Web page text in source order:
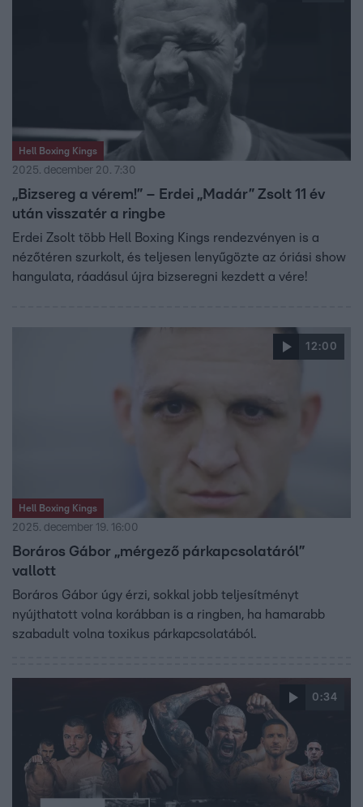
Hell Boxing Kings
2025. december 20. 7:30
„Bizsereg a vérem!” – Erdei „Madár” Zsolt 11 év
után visszatér a ringbe
Erdei Zsolt több Hell Boxing Kings rendezvényen is a
nézőtéren szurkolt, és teljesen lenyűgözte az óriási show
hangulata, ráadásul újra bizseregni kezdett a vére!
12:00
Hell Boxing Kings
2025. december 19. 16:00
Boráros Gábor „mérgező párkapcsolatáról”
vallott
Boráros Gábor úgy érzi, sokkal jobb teljesítményt
nyújthatott volna korábban is a ringben, ha hamarabb
szabadult volna toxikus párkapcsolatából.
0:34